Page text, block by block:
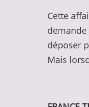
Cette
déposer
Mais